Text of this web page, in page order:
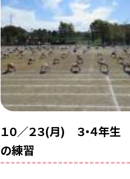
１０／２３(月) ３・４年
の練習